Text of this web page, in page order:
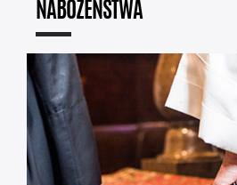
NABOŻEŃSTWA